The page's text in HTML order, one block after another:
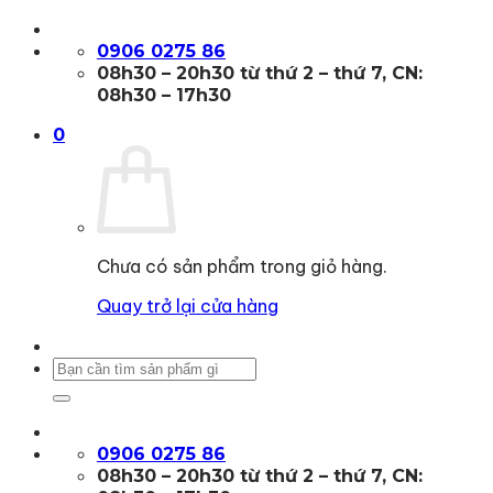
qua
0906 0275 86
08h30 – 20h30 từ thứ 2 – thứ 7, CN:
08h30 – 17h30
0
Chưa có sản phẩm trong giỏ hàng.
Quay trở lại cửa hàng
Tìm
0906 0275 86
08h30 – 20h30 từ thứ 2 – thứ 7, CN: